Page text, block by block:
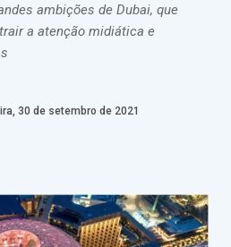
ambições de Dubai, que
a atenção midiática e
30 de setembro de 2021